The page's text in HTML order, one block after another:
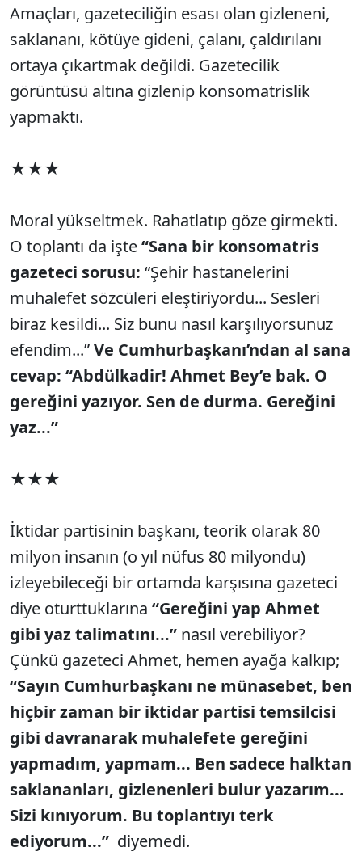
Amaçları, gazeteciliğin esası olan gizleneni,
saklananı, kötüye gideni, çalanı, çaldırılanı
ortaya çıkartmak değildi. Gazetecilik
görüntüsü altına gizlenip konsomatrislik
yapmaktı.
★★★
Moral yükseltmek. Rahatlatıp göze girmekti.
O toplantı da işte“Sana bir konsomatris
gazeteci sorusu: “Şehir hastanelerini
muhalefet sözcüleri eleştiriyordu... Sesleri
biraz kesildi... Siz bunu nasıl karşılıyorsunuz
efendim...”Ve Cumhurbaşkanı’ndan al sana
cevap: “Abdülkadir! Ahmet Bey’e bak. O
gereğini yazıyor. Sen de durma. Gereğini
yaz...”
★★★
İktidar partisinin başkanı, teorik olarak 80
milyon insanın (o yıl nüfus 80 milyondu)
izleyebileceği bir ortamda karşısına gazeteci
diye oturttuklarına “Gereğini yap Ahmet
gibi yaz talimatını...” nasıl verebiliyor?
Çünkü gazeteci Ahmet, hemen ayağa kalkıp;
“Sayın Cumhurbaşkanı ne münasebet, ben
hiçbir zaman bir iktidar partisi temsilcisi
gibi davranarak muhalefete gereğini
yapmadım, yapmam... Ben sadece halktan
saklananları, gizlenenleri bulur yazarım...
Sizi kınıyorum. Bu toplantıyı terk
ediyorum...” diyemedi.